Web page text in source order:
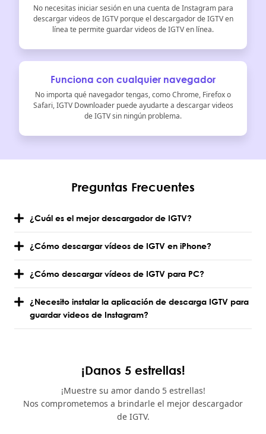
No necesitas iniciar sesión en una cuenta de Instagram para
descargar videos de IGTV porque el descargador de IGTV en
línea te permite guardar videos de IGTV en línea.
Funciona con cualquier navegador
No importa qué navegador tengas, como Chrome, Firefox o
Safari, IGTV Downloader puede ayudarte a descargar videos
de IGTV sin ningún problema.
Preguntas Frecuentes
¿Cuál es el mejor descargador de IGTV?
¿Cómo descargar vídeos de IGTV en iPhone?
¿Cómo descargar vídeos de IGTV para PC?
¿Necesito instalar la aplicación de descarga IGTV para
guardar videos de Instagram?
¡Danos 5 estrellas!
¡Muestre su amor dando 5 estrellas!
Nos comprometemos a brindarle el mejor descargador
de IGTV.